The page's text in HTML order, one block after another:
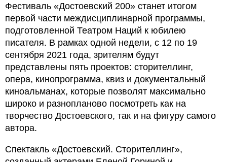
Фестиваль «Достоевский 200» станет итогом
первой части междисциплинарной программы,
подготовленной Театром Наций к юбилею
писателя. В рамках одной недели, с 12 по 19
сентября 2021 года, зрителям будут
представлены пять проектов: сторителлинг,
опера, кинопрограмма, квиз и документальный
киноальманах, которые позволят максимально
широко и разнопланово посмотреть как на
творчество Достоевского, так и на фигуру самого
автора.
Спектакль «Достоевский. Сторителлинг»,